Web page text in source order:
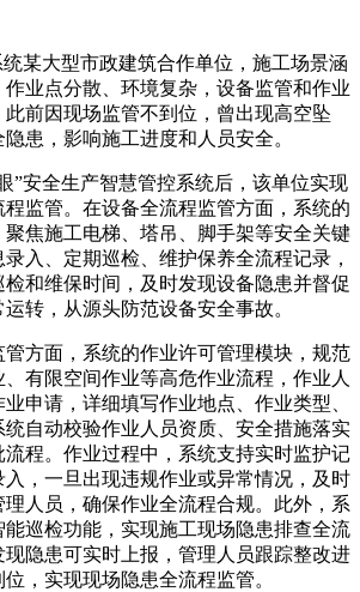
统某大型市政建筑合作单位，施工场景涵
业点分散、环境复杂，设备监管和作业
前因现场监管不到位，曾出现高空坠
患，影响施工进度和人员安全。
”安全生产智慧管控系统后，该单位实现
监管。在设备全流程监管方面，系统的
焦施工电梯、塔吊、脚手架等安全关键
入、定期巡检、维护保养全流程记录，
和维保时间，及时发现设备隐患并督促
转，从源头防范设备安全事故。
方面，系统的作业许可管理模块，规范
有限空间作业等高危作业流程，作业人
申请，详细填写作业地点、作业类型、
自动校验作业人员资质、安全措施落实
程。作业过程中，系统支持实时监护记
，一旦出现违规作业或异常情况，及时
人员，确保作业全流程合规。此外，系
能巡检功能，实现施工现场隐患排查全流
隐患可实时上报，管理人员跟踪整改进
，实现现场隐患全流程监管。